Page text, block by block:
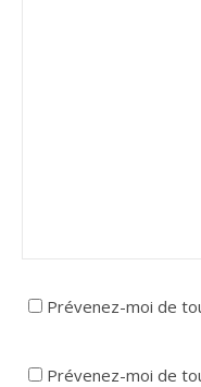
Prévenez-moi de
Prévenez-moi de